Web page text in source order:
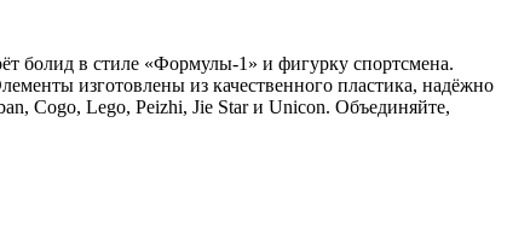
болид в стиле «Формулы-1» и фигурку спортсмена.
изготовлены из качественного пластика, надёжно
Cogo, Lego, Peizhi, Jie Star и Unicon. Объединяйте,